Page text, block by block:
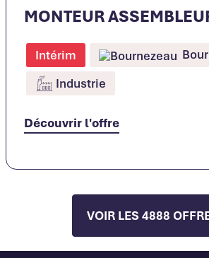
MONTEUR
Intérim
Industrie
Découvrir l'offre
VOIR LES 4888